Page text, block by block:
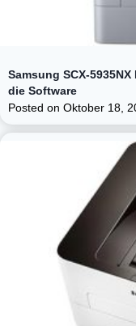
Samsung SCX-
die Software
Posted on Oktober 18,